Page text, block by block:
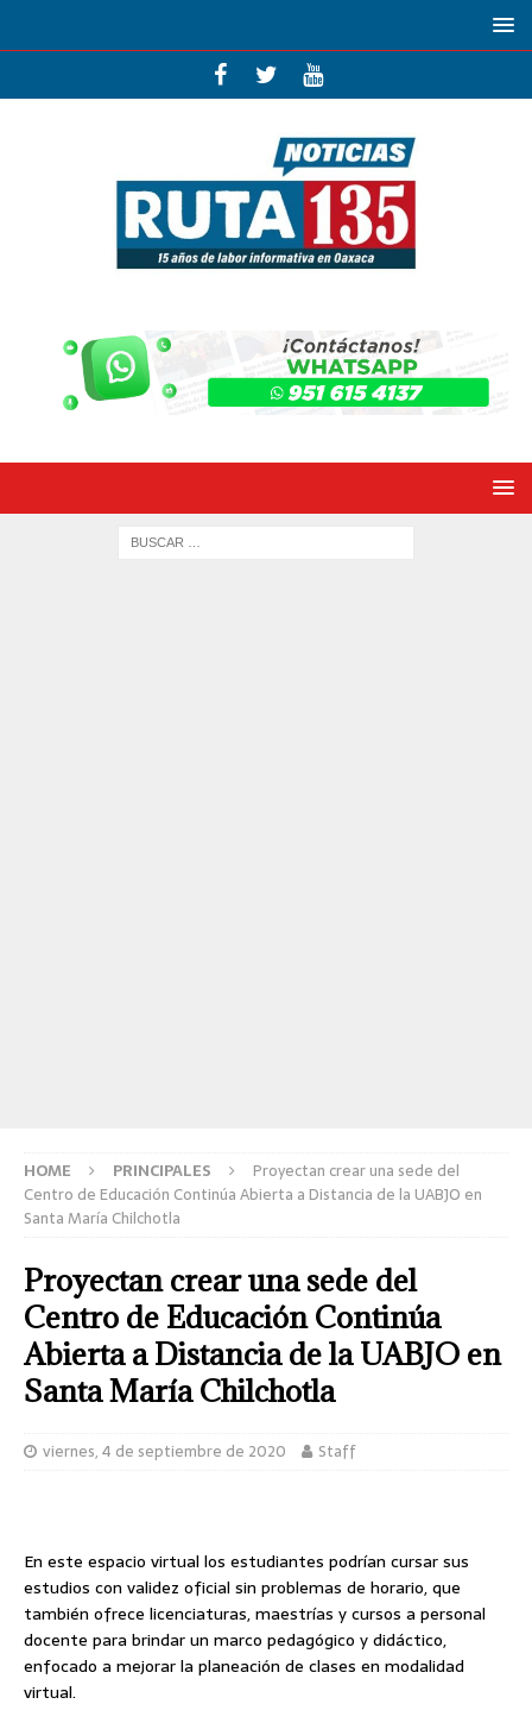
HOME PRINCIPALES
Proyectan crear una sede del
Centro de Educación Continúa Abierta a Distancia de la UABJO en
Santa María Chilchotla
Proyectan crear una sede del
Centro de Educación Continúa
Abierta a Distancia de la UABJO en
Santa María Chilchotla
viernes, 4 de septiembre de 2020 Staff
En este espacio virtual los estudiantes podrían cursar sus
estudios con validez oficial sin problemas de horario, que
también ofrece licenciaturas, maestrías y cursos a personal
docente para brindar un marco pedagógico y didáctico,
enfocado a mejorar la planeación de clases en modalidad
virtual.